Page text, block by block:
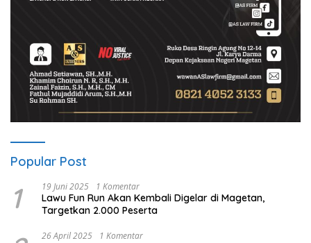
Popular Post
1 19 Juni 2025 1 Komentar
Lawu Fun Run Akan Kembali Digelar di Magetan,
Targetkan 2.000 Peserta
26 April 2025 1 Komentar